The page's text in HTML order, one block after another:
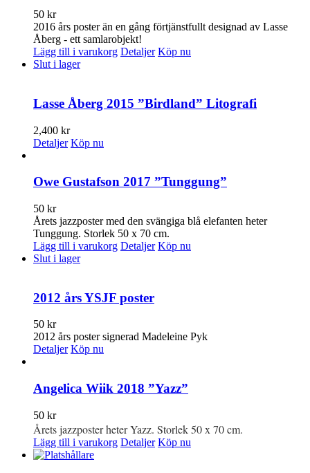
50 kr
2016 års poster än en gång förtjänstfullt designad av Lasse
Åberg - ett samlarobjekt!
Lägg till i varukorg Detaljer Köp nu
Slut i lager
Lasse Åberg 2015 ”Birdland” Litografi
2,400 kr
Detaljer Köp nu
Owe Gustafson 2017 ”Tunggung”
50 kr
Årets jazzposter med den svängiga blå elefanten heter
Tunggung. Storlek 50 x 70 cm.
Lägg till i varukorg Detaljer Köp nu
Slut i lager
2012 års YSJF poster
50 kr
2012 års poster signerad Madeleine Pyk
Detaljer Köp nu
Angelica Wiik 2018 ”Yazz”
50 kr
Årets jazzposter heter Yazz. Storlek 50 x 70 cm.
Lägg till i varukorg Detaljer Köp nu